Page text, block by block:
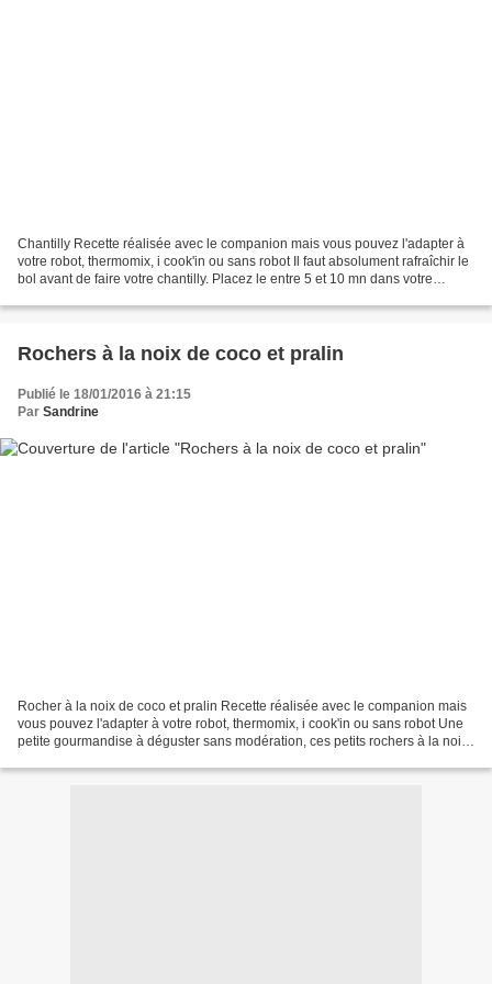
Chantilly Recette réalisée avec le companion mais vous pouvez l'adapter à
votre robot, thermomix, i cook'in ou sans robot Il faut absolument rafraîchir le
bol avant de faire votre chantilly. Placez le entre 5 et 10 mn dans votre
Rochers à la noix de coco et pralin
Publié le 18/01/2016 à 21:15
Par Sandrine
Rocher à la noix de coco et pralin Recette réalisée avec le companion mais
vous pouvez l'adapter à votre robot, thermomix, i cook'in ou sans robot Une
petite gourmandise à déguster sans modération, ces petits rochers à la noix